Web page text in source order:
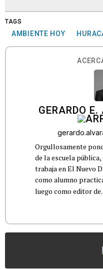
TAGS
AMBIENTE HOY
GERARDO
Orgullosamente
de la escuela
trabaja en El Nuevo
como alumno
luego como editor